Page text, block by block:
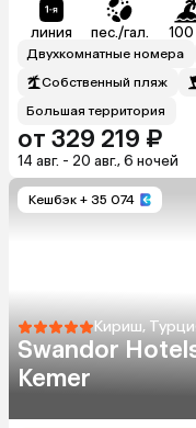
линия пес./гал. 100
Двухкомнатные номера
Собственный пляж
Большая территория
от 329 219 ₽
14 авг. - 20 авг., 6 ночей
Кешбэк + 35 074
Кириш,
Swandor
Kemer